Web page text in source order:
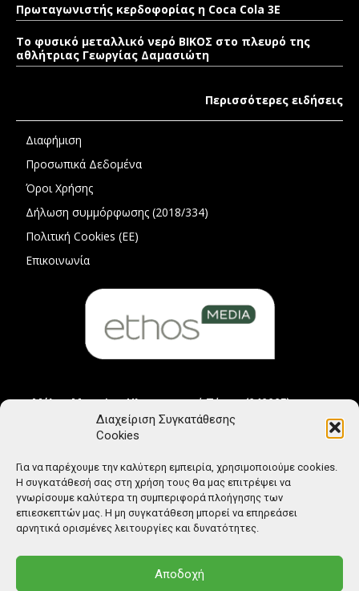
Διαχείριση Συγκατάθεσης
Cookies
Για να παρέχουμε την καλύτερη εμπειρία, χρησιμοποιούμε cookies.
Η συγκατάθεσή σας στη χρήση τους θα μας επιτρέψει να
γνωρίσουμε καλύτερα τη συμπεριφορά πλοήγησης των
επιεσκεπτών μας. Η μη συγκατάθεση μπορεί να επηρεάσει
αρνητικά ορισμένες λειτουργίες και δυνατότητες.
Αποδοχή
Πρωταγωνιστής κερδοφορίας η Coca Cola 3E
Το φυσικό μεταλλικό νερό ΒΙΚΟΣ στο πλευρό της
αθλήτριας Γεωργίας Δαμασιώτη
Περισσότερες ειδήσεις
Διαφήμιση
Προσωπικά Δεδομένα
Όροι Χρήσης
Δήλωση συμμόρφωσης (2018/334)
Πολιτική Cookies (ΕΕ)
Επικοινωνία
Μέλος Μητρώου Ηλεκτρονικού Τύπου (242225)